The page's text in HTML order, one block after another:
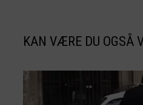
KAN VÆRE DU OGSÅ